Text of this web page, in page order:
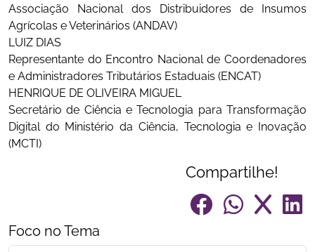
Associação Nacional dos Distribuidores de Insumos
Agrícolas e Veterinários (ANDAV)
LUIZ DIAS
Representante do Encontro Nacional de Coordenadores
e Administradores Tributários Estaduais (ENCAT)
HENRIQUE DE OLIVEIRA MIGUEL
Secretário de Ciência e Tecnologia para Transformação
Digital do Ministério da Ciência, Tecnologia e Inovação
(MCTI)
Compartilhe!
Foco no Tema